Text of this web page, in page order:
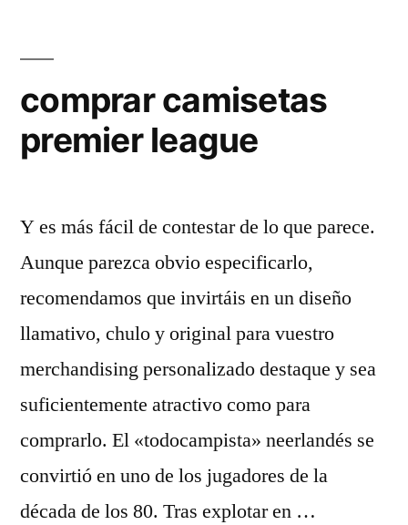
comprar camisetas
premier league
Y es más fácil de contestar de lo que parece.
Aunque parezca obvio especificarlo,
recomendamos que invirtáis en un diseño
llamativo, chulo y original para vuestro
merchandising personalizado destaque y sea
suficientemente atractivo como para
comprarlo. El «todocampista» neerlandés se
convirtió en uno de los jugadores de la
década de los 80. Tras explotar en …